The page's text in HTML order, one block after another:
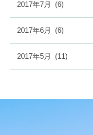
2017年7月 (6)
2017年6月 (6)
2017年5月 (11)